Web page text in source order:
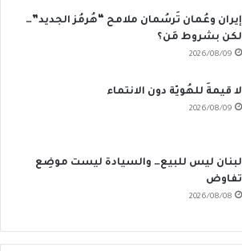
إيران وعُمان تَرسُمان ملامح “هُرمُز الجديد”…
لكن بشروط مَن؟
2026/08/09
لا قيمةَ للهُويّة دون الانتماء
2026/08/09
لبنان ليس للبيع… والسيادة ليست موضِع
تفاوض
2026/08/08